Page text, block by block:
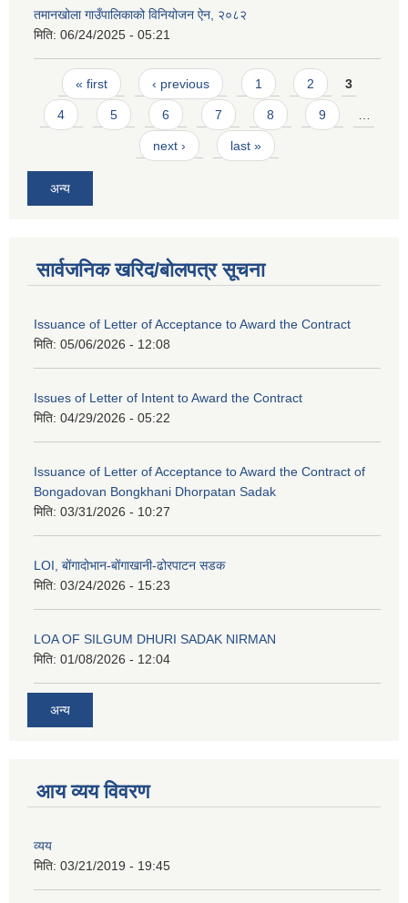
तमानखोला गाउँपालिकाको विनियोजन ऐन, २०८२
मिति: 06/24/2025 - 05:21
Pages
« first ‹ previous 1 2 3
4 5 6 7 8 9 …
next › last »
अन्य
सार्वजनिक खरिद/बोलपत्र सूचना
Issuance of Letter of Acceptance to Award the Contract
मिति: 05/06/2026 - 12:08
Issues of Letter of Intent to Award the Contract
मिति: 04/29/2026 - 05:22
Issuance of Letter of Acceptance to Award the Contract of
Bongadovan Bongkhani Dhorpatan Sadak
मिति: 03/31/2026 - 10:27
LOI, बोंगादोभान-बोंगाखानी-ढोरपाटन सडक
मिति: 03/24/2026 - 15:23
LOA OF SILGUM DHURI SADAK NIRMAN
मिति: 01/08/2026 - 12:04
अन्य
आय व्यय विवरण
व्यय
मिति: 03/21/2019 - 19:45